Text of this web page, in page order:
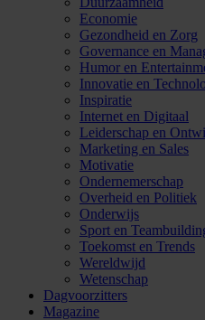
Economie
Gezondheid en Zorg
Governance en
Humor en
Innovatie en
Inspiratie
Internet en Digitaal
Leiderschap en
Marketing en Sales
Motivatie
Ondernemerschap
Overheid en Politiek
Onderwijs
Sport en
Toekomst en Trends
Wereldwijd
Wetenschap
Dagvoorzitters
Magazine